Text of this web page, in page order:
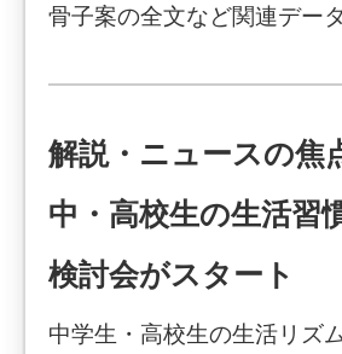
骨子案の全文など関連デー
解説・ニュースの焦
中・高校生の生活習
検討会がスタート
中学生・高校生の生活リズ